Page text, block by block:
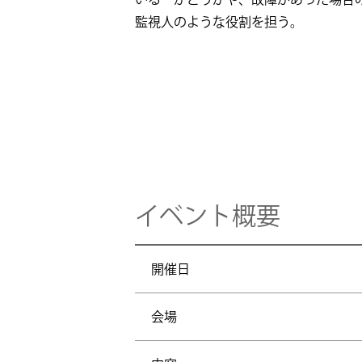
監視人のような役割を担う。
イベント概要
開催日
会場